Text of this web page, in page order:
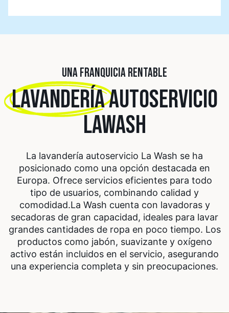
UNA FRANQUICIA RENTABLE
LAVANDERÍAAUTOSERVICIO
LAWASH
La lavandería autoservicio La Wash se ha
posicionado como una opción destacada en
Europa. Ofrece servicios eficientes para todo
tipo de usuarios, combinando calidad y
comodidad.La Wash cuenta con lavadoras y
secadoras de gran capacidad, ideales para lavar
grandes cantidades de ropa en poco tiempo. Los
productos como jabón, suavizante y oxígeno
activo están incluidos en el servicio, asegurando
una experiencia completa y sin preocupaciones.